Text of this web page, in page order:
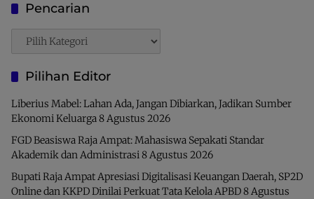
Pencarian
Pencarian
Pilihan Editor
Liberius Mabel: Lahan Ada, Jangan Dibiarkan, Jadikan Sumber
Ekonomi Keluarga8 Agustus 2026
FGD Beasiswa Raja Ampat: Mahasiswa Sepakati Standar
Akademik dan Administrasi8 Agustus 2026
Bupati Raja Ampat Apresiasi Digitalisasi Keuangan Daerah, SP2D
Online dan KKPD Dinilai Perkuat Tata Kelola APBD8 Agustus